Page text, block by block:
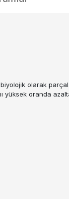
olarak
yüksek oranda